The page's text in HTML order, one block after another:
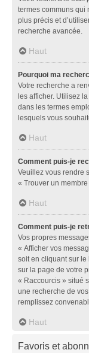
termes communs qui
plus précis et
recherche avancée.
Haut
Pourquoi ma
Votre recherche a
les afficher. Utilisez
dans les termes
lesquels vous
Haut
Comment puis-je
Veuillez vous rendre
« Trouver un membre
Haut
Comment puis-je
Vos propres
« Afficher vos
soit en cliquant sur le
sur la page de votre
« Raccourcis » situé
une recherche de
remplissez
Haut
Favoris et